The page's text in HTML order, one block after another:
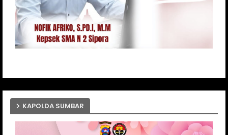
KAPOLDA SUMBAR